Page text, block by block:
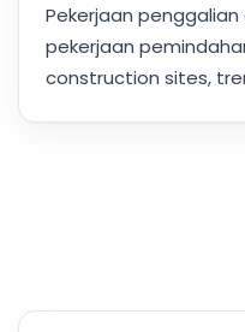
Pekerjaan
pekerjaan
construction sites,